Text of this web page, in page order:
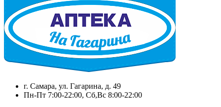
г. Самара, ул. Гагарина, д. 49
Пн-Пт 7:00-22:00, Сб,Вс 8:00-22:00